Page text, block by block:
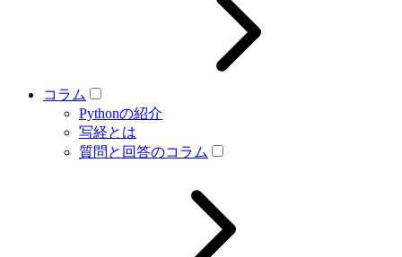
コラム
Pythonの紹介
写経とは
質問と回答のコラム